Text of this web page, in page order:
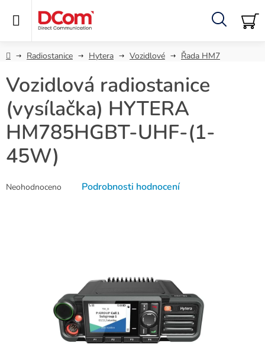
Hledat
DomůRadiostanice Hytera Vozidlové Řada HM7
Vozidlová radiostanice
(vysílačka) HYTERA
HM785HGBT-UHF-(1-
45W)
hodnocení
Neohodnoceno Podrobnosti hodnocení